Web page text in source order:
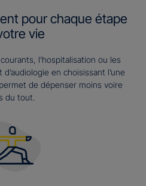
pour chaque étape
vie
l’hospitalisation ou les
en choisissant l’une
de dépenser moins voire
du tout.